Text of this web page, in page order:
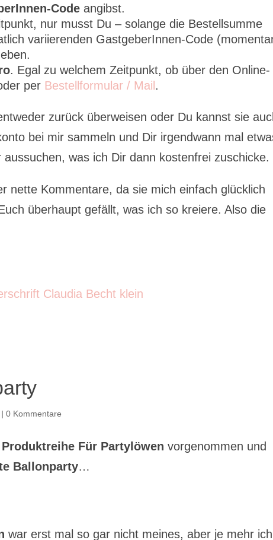
Code angibst.
nur musst Du – solange die Bestellsumme
variierenden GastgeberInnen-Code
. Egal zu welchem Zeitpunkt, ob über den Online-
per Bestellformular / Mail .
zurück überweisen oder Du kannst sie
bei mir sammeln und Dir irgendwann mal
was ich Dir dann kostenfrei zuschicke.
nette Kommentare, da sie mich einfach glücklich
überhaupt gefällt, was ich so kreiere. Also die
|0 Kommentare
Produktreihe Für Partylöwen vorgenommen und
Ballonparty…
war erst mal so gar nicht meines, aber je mehr ich